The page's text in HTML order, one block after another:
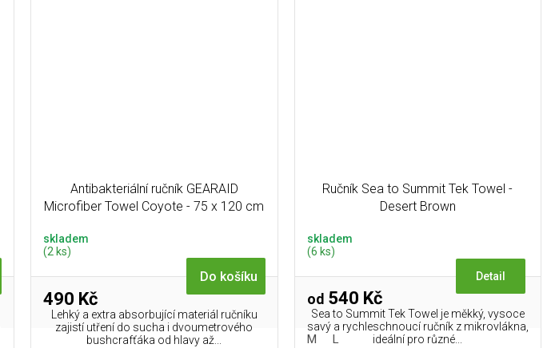
Antibakteriální ručník GEARAID
Microfiber Towel Coyote - 75 x 120 cm
skladem
(2 ks)
490 Kč
Do košíku
Lehký a extra absorbující materiál ručníku
zajistí utření do sucha i dvoumetrového
bushcrafťáka od hlavy až...
Ručník Sea to Summit Tek Towel -
Desert Brown
skladem
(6 ks)
od540 Kč
Detail
Sea to Summit Tek Towel je měkký, vysoce
savý a rychleschnoucí ručník z mikrovlákna,
ideální pro různé...
M L